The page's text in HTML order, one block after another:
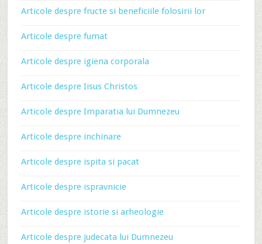
Articole despre fructe si beneficiile folosirii lor
Articole despre fumat
Articole despre igiena corporala
Articole despre Iisus Christos
Articole despre Imparatia lui Dumnezeu
Articole despre inchinare
Articole despre ispita si pacat
Articole despre ispravnicie
Articole despre istorie si arheologie
Articole despre judecata lui Dumnezeu